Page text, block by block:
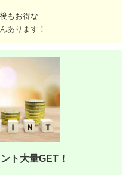
もお得な
あります！
ト大量GET！